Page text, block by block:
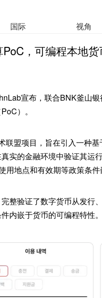
国际 视角
，可编程本地
宣布，联合BNK釜山
）。
联盟项目，旨在引入一种
实的金融环境中验证其运
用地点和有效期等政策条件
整验证了数字货币从发行
内嵌于货币的可编程特性。